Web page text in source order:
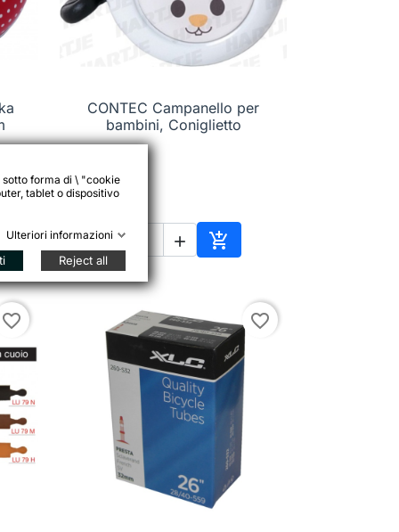
al carrello
 Anteprima
CONTEC Campanello per
bambini, Coniglietto
4,95 €
  
Aggiungi al carrello
favorite_border favorite_border
sotto forma di \ "cookie
tablet o dispositivo
Ulteriori informazioni
Reject all